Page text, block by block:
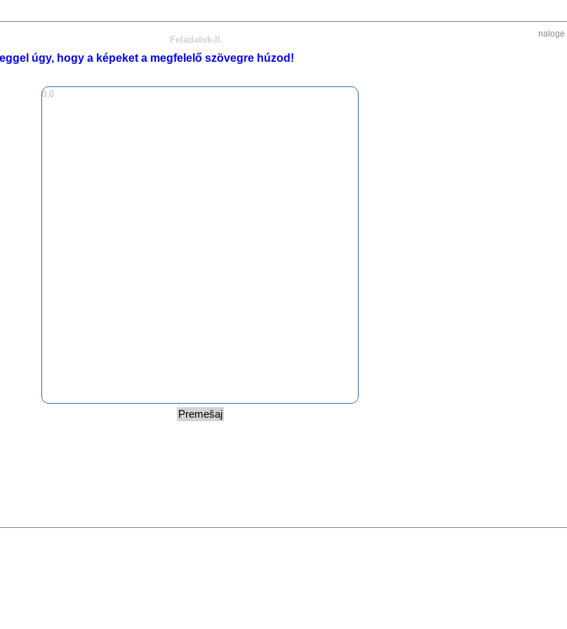
naloge
Feladatok-II.
úgy, hogy a képeket a megfelelő szövegre húzod!
0,0